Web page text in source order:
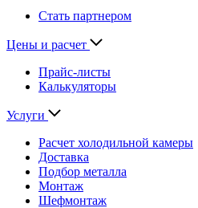
Стать партнером
Цены и расчет
Прайс-листы
Калькуляторы
Услуги
Расчет холодильной камеры
Доставка
Подбор металла
Монтаж
Шефмонтаж